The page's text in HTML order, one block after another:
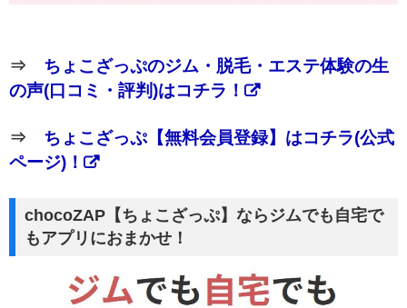
⇒ ちょこざっぷのジム・脱毛・エステ体験の生
の声(口コミ・評判)はコチラ！
⇒ ちょこざっぷ【無料会員登録】はコチラ(公式
ページ)！
chocoZAP【ちょこざっぷ】ならジムでも自宅で
もアプリにおまかせ！